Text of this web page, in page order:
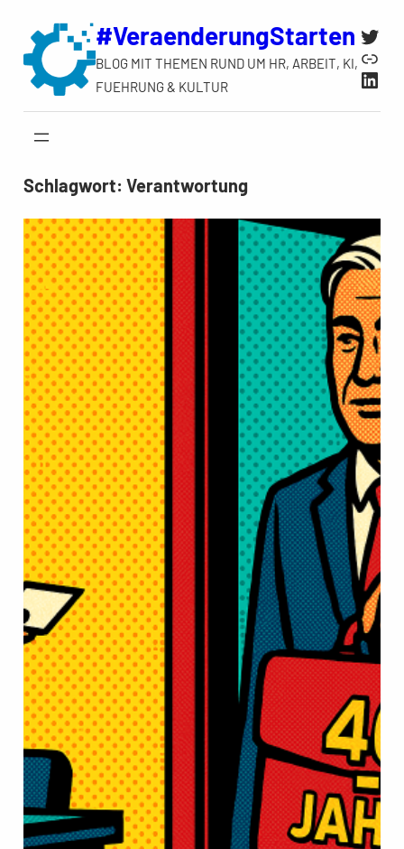
Inhalt
springen
#VeraenderungStarten
BLOG MIT THEMEN RUND UM HR, ARBEIT, KI,
FUEHRUNG & KULTUR
Link
Schlagwort: Verantwortung